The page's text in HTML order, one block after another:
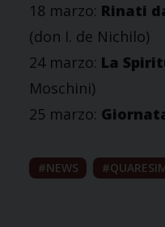
18 marzo: Rinati
(don I. de Nichilo)
24 marzo: La
Moschini)
25 marzo:
NEWS